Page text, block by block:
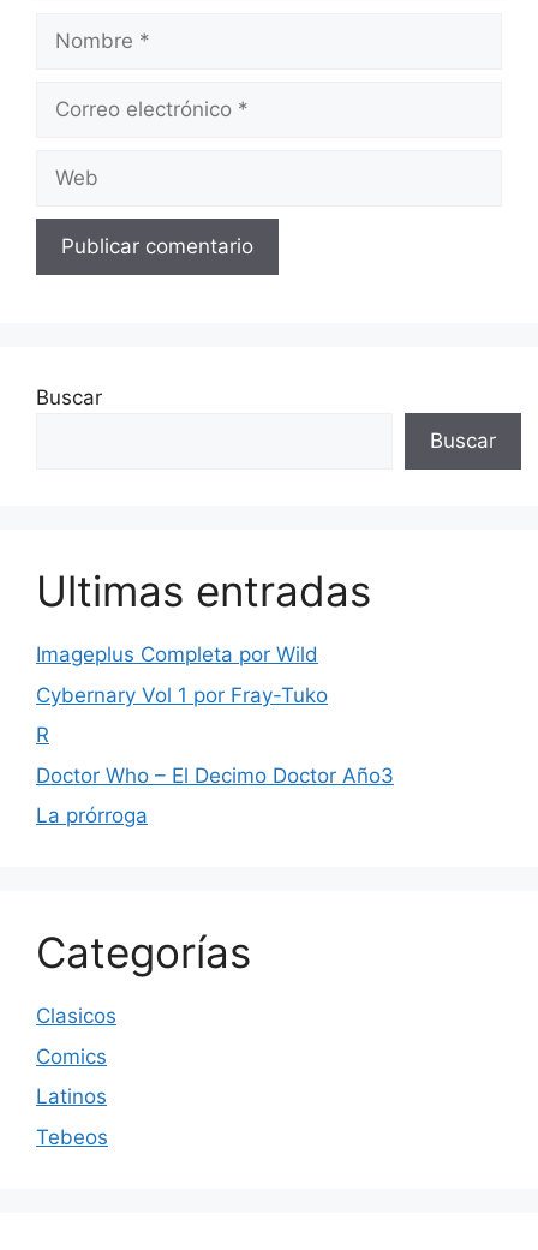
Nombre
Correo
Web
Buscar
Buscar
Ultimas entradas
Imageplus Completa por Wild
Cybernary Vol 1 por Fray-Tuko
R
Doctor Who – El Decimo Doctor Año3
La prórroga
Categorías
Clasicos
Comics
Latinos
Tebeos